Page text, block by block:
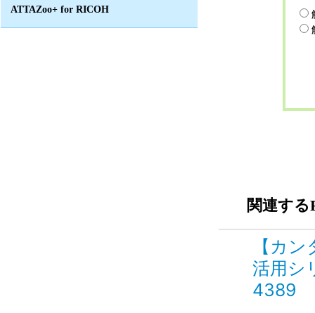
ATTAZoo+ for RICOH
関連する
【カ
活用シ
4389